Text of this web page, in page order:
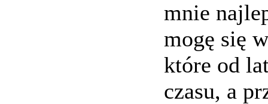
mnie
mogę się
które od
czasu, a